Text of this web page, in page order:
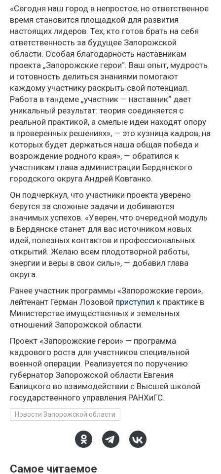
«Сегодня наш город в непростое, но ответственное
время становится площадкой для развития
настоящих лидеров. Тех, кто готов брать на себя
ответственность за будущее Запорожской
области. Особая благодарность наставникам
проекта „Запорожские герои“. Ваш опыт, мудрость
и готовность делиться знаниями помогают
каждому участнику раскрыть свой потенциал.
Работа в тандеме „участник — наставник“ дает
уникальный результат: теория соединяется с
реальной практикой, а смелые идеи находят опору
в проверенных решениях», — это кузница кадров, на
которых будет держаться наша общая победа и
возрождение родного края», — обратился к
участникам глава администрации Бердянского
городского округа Андрей Ковганко.
Он подчеркнул, что участники проекта уверено
берутся за сложные задачи и добиваются
значимых успехов. «Уверен, что очередной модуль
в Бердянске станет для вас источником новых
идей, полезных контактов и профессиональных
открытий. Желаю всем плодотворной работы,
энергии и веры в свои силы», — добавил глава
округа.
Ранее участник программы «Запорожские герои»,
лейтенант Герман Лозовой приступил к практике в
Министерстве имущественных и земельных
отношений Запорожской области.
Проект «Запорожские герои» — программа
кадрового роста для участников специальной
военной операции. Реализуется по поручению
губернатор Запорожской области Евгения
Балицкого во взаимодействии с Высшей школой
государственного управления РАНХиГС.
Новости Запорожской области
Самое читаемое